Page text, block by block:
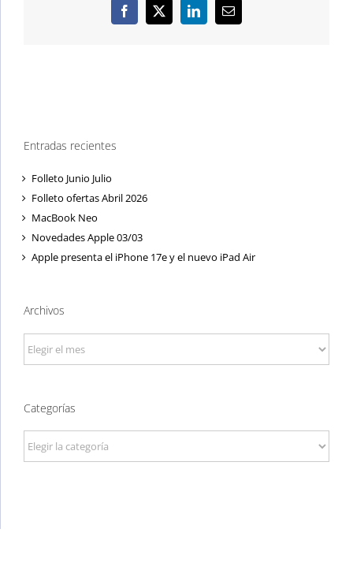
Facebook
X LinkedInCorreo
electrónico
Entradas recientes
Folleto Junio Julio
Folleto ofertas Abril 2026
MacBook Neo
Novedades Apple 03/03
Apple presenta el iPhone 17e y el nuevo iPad Air
Archivos
Archivos
Categorías
Categorías